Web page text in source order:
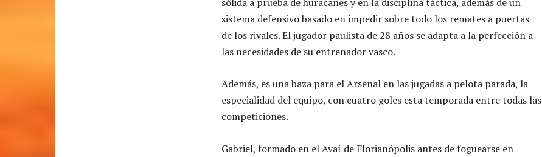
sistema defensivo basado en impedir sobre todo los remates a puertas
de los rivales. El jugador paulista de 28 años se adapta a la perfección a
las necesidades de su entrenador vasco.
Además, es una baza para el Arsenal en las jugadas a pelota parada, la
especialidad del equipo, con cuatro goles esta temporada entre todas las
competiciones.
Gabriel, formado en el Avaí de Florianópolis antes de foguearse en